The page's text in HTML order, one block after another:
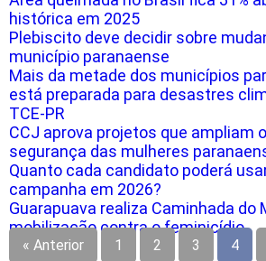
histórica em 2025
Plebiscito deve decidir sobre
município paranaense
Mais da metade dos municípios
está preparada para desastres
TCE-PR
CCJ aprova projetos que ampliam
segurança das mulheres
Quanto cada candidato poderá
campanha em 2026?
Guarapuava realiza Caminhada do
mobilização contra o feminicídio
« Anterior 1 2 3 4